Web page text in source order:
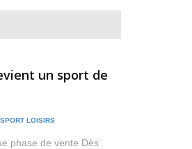
un sport de
LOISIRS
phase de vente Dès